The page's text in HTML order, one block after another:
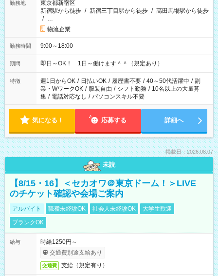
勤務地
東京都新宿区
新宿駅から徒歩 / 新宿三丁目駅から徒歩 / 高田馬場駅から徒歩
/ …
物流企業
勤務時間 9:00～18:00
期間 即日～OK！ 1日～働けます＾＾（規定あり）
特徴 週1日からOK / 日払いOK / 履歴書不要 / 40～50代活躍中 / 副
業・WワークOK / 服装自由 / シフト勤務 / 10名以上の大量募
集 / 電話対応なし / パソコンスキル不要
気になる！ 応募する 詳細へ
掲載日：2026.08.07
未読
【8/15・16】＜セカオワ＠東京ドーム！＞LIVE
のチケット確認や会場ご案内
アルバイト 職種未経験OK 社会人未経験OK
大学生歓迎
ブランクOK
給与
時給1250円～
交通費別途支給あり
交通費 支給（規定有り）